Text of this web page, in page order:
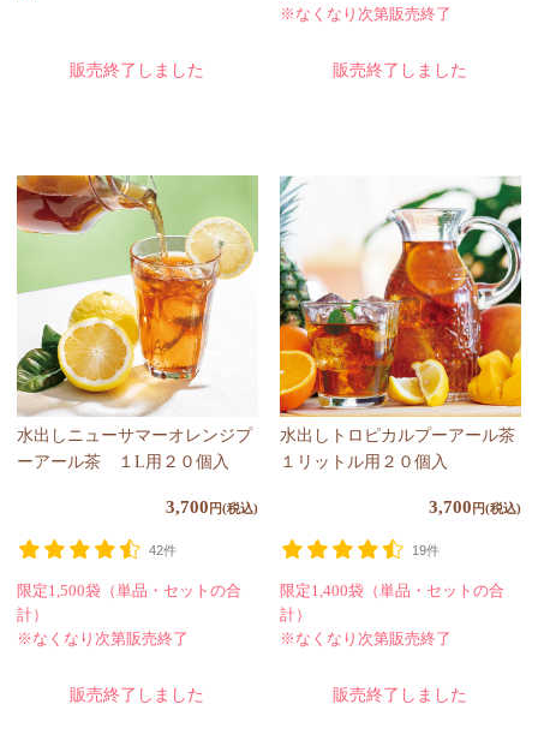
販売終了しました
※なくなり次第販売終了
販売終了しました
水出しニューサマーオレンジプ
ーアール茶 １L用２０個入
3,700 円(税込)
42件
限定1,500袋 （単品・セットの合
計）
※なくなり次第販売終了
販売終了しました
水出しトロピカルプーアール茶
１リットル用２０個入
3,700 円(税込)
19件
限定1,400袋 （単品・セットの合
計）
※なくなり次第販売終了
販売終了しました